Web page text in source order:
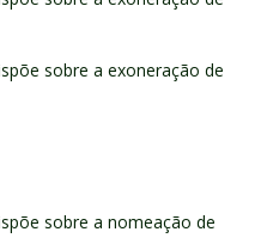
sobre a exoneração de
sobre a nomeação de